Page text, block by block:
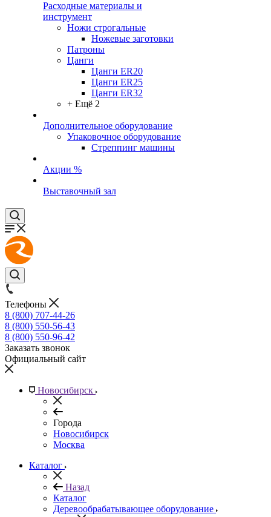
Расходные материалы и
инструмент
Ножи строгальные
Ножевые заготовки
Патроны
Цанги
Цанги ER20
Цанги ER25
Цанги ER32
+ Ещё 2
Дополнительное оборудование
Упаковочное оборудование
Стреппинг машины
Акции %
Выставочный зал
Телефоны
8 (800) 707-44-26
8 (800) 550-56-43
8 (800) 550-96-42
Заказать звонок
Официальный сайт
Новосибирск
Города
Новосибирск
Москва
Каталог
Назад
Каталог
Деревообрабатывающее оборудование